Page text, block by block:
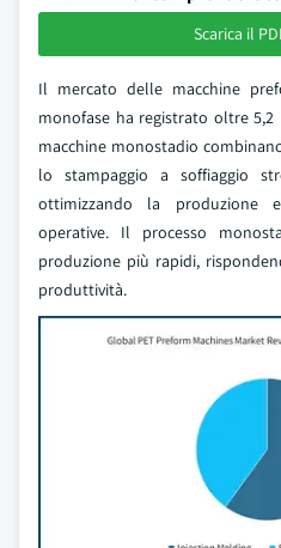
Scarica il
Il mercato delle macchine
monofase ha registrato oltre
macchine monostadio
lo stampaggio a soffiaggio
ottimizzando la produzione
operative. Il processo
produzione più rapidi,
produttività.